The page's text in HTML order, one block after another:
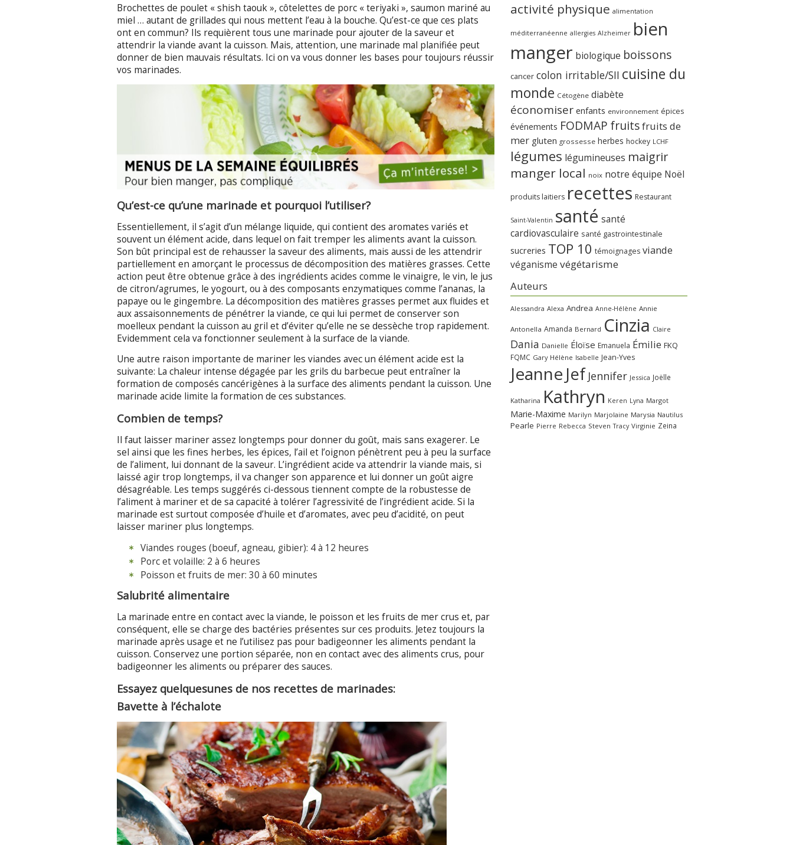
Brochettes de poulet « shish taouk », côtelettes de porc « teriyaki », saumon mariné au
miel … autant de grillades qui nous mettent l’eau à la bouche. Qu’est-ce que ces plats
ont en commun? Ils requièrent tous une marinade pour ajouter de la saveur et
attendrir la viande avant la cuisson. Mais, attention, une marinade mal planifiée peut
donner de bien mauvais résultats. Ici on va vous donner les bases pour toujours réussir
vos marinades.
Qu’est-ce qu’une marinade et pourquoi l’utiliser?
Essentiellement, il s’agit d’un mélange liquide, qui contient des aromates variés et
souvent un élément acide, dans lequel on fait tremper les aliments avant la cuisson.
Son bût principal est de rehausser la saveur des aliments, mais aussi de les attendrir
partiellement en amorçant le processus de décomposition des matières grasses. Cette
action peut être obtenue grâce à des ingrédients acides comme le vinaigre, le vin, le jus
de citron/agrumes, le yogourt, ou à des composants enzymatiques comme l’ananas, la
papaye ou le gingembre. La décomposition des matières grasses permet aux fluides et
aux assaisonnements de pénétrer la viande, ce qui lui permet de conserver son
moelleux pendant la cuisson au gril et d’éviter qu’elle ne se dessèche trop rapidement.
Evidemment cela va fonctionner seulement à la surface de la viande.
Une autre raison importante de mariner les viandes avec un élément acide est la
suivante: La chaleur intense dégagée par les grils du barbecue peut entraîner la
formation de composés cancérigènes à la surface des aliments pendant la cuisson. Une
marinade acide limite la formation de ces substances.
Combien de temps?
Il faut laisser mariner assez longtemps pour donner du goût, mais sans exagerer. Le
sel ainsi que les fines herbes, les épices, l’ail et l’oignon pénètrent peu à peu la surface
de l’aliment, lui donnant de la saveur. L’ingrédient acide va attendrir la viande mais, si
laissé agir trop longtemps, il va changer son apparence et lui donner un goût aigre
désagréable. Les temps suggérés ci-dessous tiennent compte de la robustesse de
l’aliment à mariner et de sa capacité à tolérer l’agressivité de l’ingrédient acide. Si la
marinade est surtout composée d’huile et d’aromates, avec peu d’acidité, on peut
laisser mariner plus longtemps.
Viandes rouges (boeuf, agneau, gibier): 4 à 12 heures
Porc et volaille: 2 à 6 heures
Poisson et fruits de mer: 30 à 60 minutes
Salubrité alimentaire
La marinade entre en contact avec la viande, le poisson et les fruits de mer crus et, par
conséquent, elle se charge des bactéries présentes sur ces produits. Jetez toujours la
marinade après usage et ne l’utilisez pas pour badigeonner les aliments pendant la
cuisson. Conservez une portion séparée, non en contact avec des aliments crus, pour
badigeonner les aliments ou préparer des sauces.
Essayez quelquesunes de nos recettes de marinades:
Bavette à l’échalote
activité physique alimentation
méditerranéenne allergies Alzheimer bien
manger biologique boissons
cancer colon irritable/SII cuisine du
monde Cétogène diabète
économiser enfants environnement épices
événements FODMAP fruitsfruits de
mer gluten grossesse herbes hockey LCHF
légumes légumineuses maigrir
manger local noix notre équipe Noël
produits laitiers recettes Restaurant
Saint-Valentin santé santé
cardiovasculaire santé gastrointestinale
sucreries TOP 10 témoignages viande
véganisme végétarisme
Auteurs
Alessandra Alexa Andrea Anne-Hélène Annie
Antonella Amanda Bernard Cinzia Claire
Dania Danielle Éloïse Emanuela Émilie FKQ
FQMC Gary Hélène Isabelle Jean-Yves
Jeanne Jef Jennifer Jessica Joëlle
Katharina Kathryn Keren Lyna Margot
Marie-Maxime Marilyn Marjolaine Marysia Nautilus
Pearle Pierre Rebecca Steven Tracy Virginie Zeina